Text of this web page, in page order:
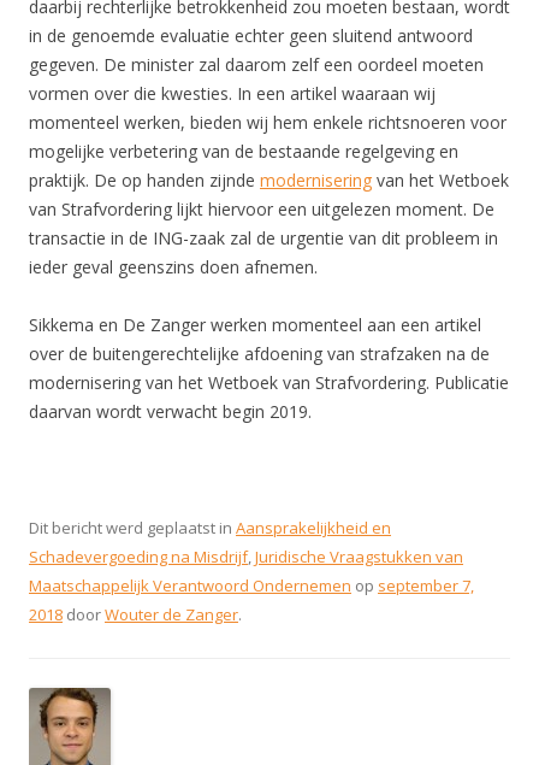
daarbij rechterlijke betrokkenheid zou moeten bestaan, wordt
in de genoemde evaluatie echter geen sluitend antwoord
gegeven. De minister zal daarom zelf een oordeel moeten
vormen over die kwesties. In een artikel waaraan wij
momenteel werken, bieden wij hem enkele richtsnoeren voor
mogelijke verbetering van de bestaande regelgeving en
praktijk. De op handen zijnde modernisering van het Wetboek
van Strafvordering lijkt hiervoor een uitgelezen moment. De
transactie in de ING-zaak zal de urgentie van dit probleem in
ieder geval geenszins doen afnemen.
Sikkema en De Zanger werken momenteel aan een artikel
over de buitengerechtelijke afdoening van strafzaken na de
modernisering van het Wetboek van Strafvordering. Publicatie
daarvan wordt verwacht begin 2019.
Dit bericht werd geplaatst in Aansprakelijkheid en
Schadevergoeding na Misdrijf,Juridische Vraagstukken van
Maatschappelijk Verantwoord Ondernemen op september 7,
2018 doorWouter de Zanger.